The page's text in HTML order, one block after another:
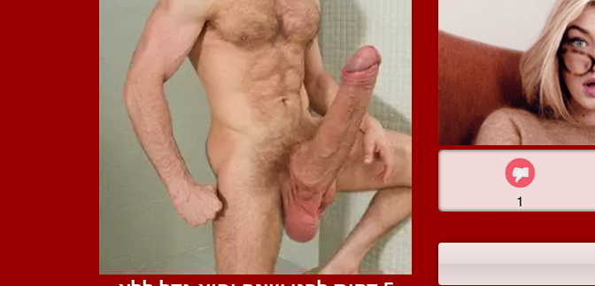
1